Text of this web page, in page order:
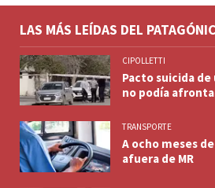
LAS MÁS LEÍDAS DEL
CIPOLLETTI
Pacto suicida
no podía
TRANSPORTE
A ocho meses
afuera de MR